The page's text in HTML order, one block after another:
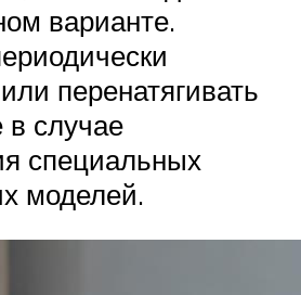
варианте.
перенатягивать
в случае
специальных
моделей.